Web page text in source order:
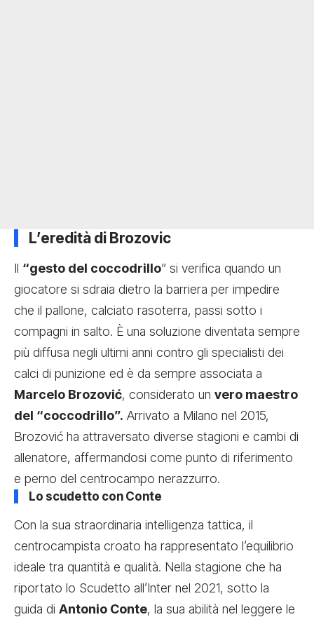
L’eredità di Brozovic
Il “gesto del coccodrillo” si verifica quando un
giocatore si sdraia dietro la barriera per impedire
che il pallone, calciato rasoterra, passi sotto i
compagni in salto. È una soluzione diventata sempre
più diffusa negli ultimi anni contro gli specialisti dei
calci di punizione ed è da sempre associata a
Marcelo Brozović, considerato un vero maestro
del “coccodrillo”. Arrivato a Milano nel 2015,
Brozović ha attraversato diverse stagioni e cambi di
allenatore, affermandosi come punto di riferimento
e perno del centrocampo nerazzurro.
Lo scudetto con Conte
Con la sua straordinaria intelligenza tattica, il
centrocampista croato ha rappresentato l’equilibrio
ideale tra quantità e qualità. Nella stagione che ha
riportato lo Scudetto all’Inter nel 2021, sotto la
guida di Antonio Conte, la sua abilità nel leggere le